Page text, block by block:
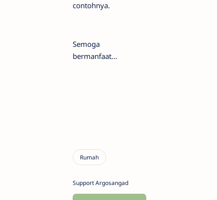
contohnya.
Semoga
bermanfaat...
Support Argosangad